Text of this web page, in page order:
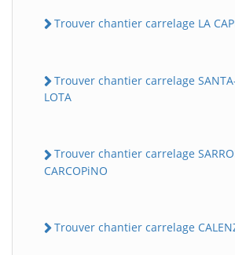
Trouver chantier carrelage LA
Trouver chantier carrelage
LOTA
Trouver chantier carrelage
CARCOPiNO
Trouver chantier carrelage